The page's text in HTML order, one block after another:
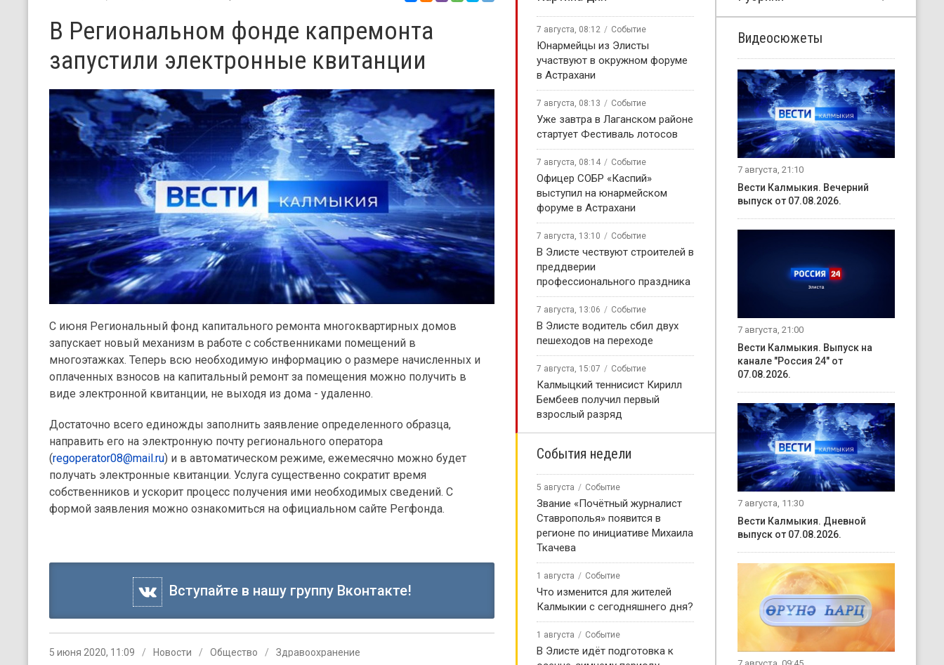
В Региональном фонде капремонта
запустили электронные квитанции
С июня Региональный фонд капитального ремонта многоквартирных домов
запускает новый механизм в работе с собственниками помещений в
многоэтажках. Теперь всю необходимую информацию о размере начисленных и
оплаченных взносов на капитальный ремонт за помещения можно получить в
виде электронной квитанции, не выходя из дома - удаленно.
Достаточно всего единожды заполнить заявление определенного образца,
направить его на электронную почту регионального оператора
(regoperator08@mail.ru) и в автоматическом режиме, ежемесячно можно будет
получать электронные квитанции. Услуга существенно сократит время
собственников и ускорит процесс получения ими необходимых сведений. С
формой заявления можно ознакомиться на официальном сайте Регфонда.
Вступайте в нашу группу Вконтакте!
5 июня 2020, 11:09 Новости Общество Здравоохранение
7 августа, 08:12 Событие
Юнармейцы из Элисты
участвуют в окружном форуме
в Астрахани
7 августа, 08:13 Событие
Уже завтра в Лаганском районе
стартует Фестиваль лотосов
7 августа, 08:14 Событие
Офицер СОБР «Каспий»
выступил на юнармейском
форуме в Астрахани
7 августа, 13:10 Событие
В Элисте чествуют строителей в
преддверии
профессионального праздника
7 августа, 13:06 Событие
В Элисте водитель сбил двух
пешеходов на переходе
7 августа, 15:07 Событие
Калмыцкий теннисист Кирилл
Бембеев получил первый
взрослый разряд
События недели
5 августа Событие
Звание «Почётный журналист
Ставрополья» появится в
регионе по инициативе Михаила
Ткачева
1 августа Событие
Что изменится для жителей
Калмыкии с сегодняшнего дня?
1 августа Событие
В Элисте идёт подготовка к
Видеосюжеты
7 августа, 21:10
Вести Калмыкия. Вечерний
выпуск от 07.08.2026.
7 августа, 21:00
Вести Калмыкия. Выпуск на
канале "Россия 24" от
07.08.2026.
7 августа, 11:30
Вести Калмыкия. Дневной
выпуск от 07.08.2026.
7 августа, 09:45